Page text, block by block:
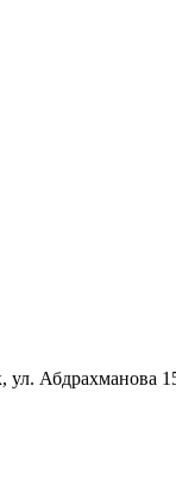
Абдрахманова